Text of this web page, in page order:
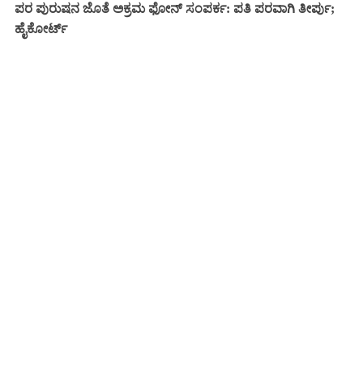
ಪರ ಪುರುಷನ ಜೊತೆ ಅಕ್ರಮ ಫೋನ್ ಸಂಪರ್ಕ: ಪತಿ ಪರವಾಗಿ ತೀರ್ಪು;
ಹೈಕೋರ್ಟ್